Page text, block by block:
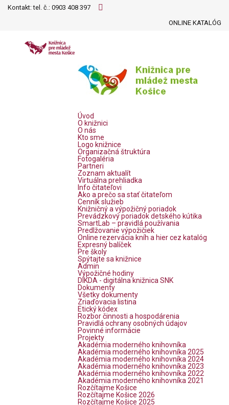
Kontakt: tel. č.: 0903 408 397
ONLINE KATALÓG
Úvod
O knižnici
O nás
Kto sme
Logo knižnice
Organizačná štruktúra
Fotogaléria
Partneri
Zoznam aktualít
Virtuálna prehliadka
Info čitateľovi
Ako a prečo sa stať čitateľom
Cenník služieb
Knižničný a výpožičný poriadok
Prevádzkový poriadok detského kútika
SmartLab – pravidlá používania
Predlžovanie výpožičiek
Online rezervácia kníh a hier cez katalóg
Expresný balíček
Pre školy
Spýtajte sa knižnice
Admin
Výpožičné hodiny
DIKDA - digitálna knižnica SNK
Dokumenty
Všetky dokumenty
Zriaďovacia listina
Etický kódex
Rozbor činnosti a hospodárenia
Pravidlá ochrany osobných údajov
Povinné informácie
Projekty
Akadémia moderného knihovníka
Akadémia moderného knihovníka 2025
Akadémia moderného knihovníka 2024
Akadémia moderného knihovníka 2023
Akadémia moderného knihovníka 2022
Akadémia moderného knihovníka 2021
Rozčítajme Košice
Rozčítajme Košice 2026
Rozčítajme Košice 2025